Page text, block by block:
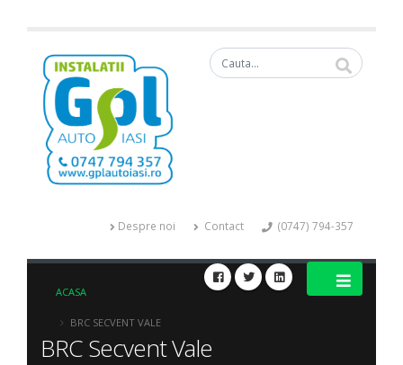
Despre noi Contact (0747) 794-357
ACASA
BRC SECVENT VALE
BRC Secvent Vale